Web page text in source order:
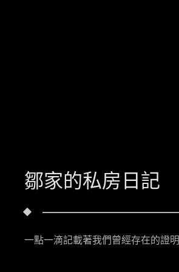
鄒家的私房日記
一點一滴記載著我們曾經存在的證明